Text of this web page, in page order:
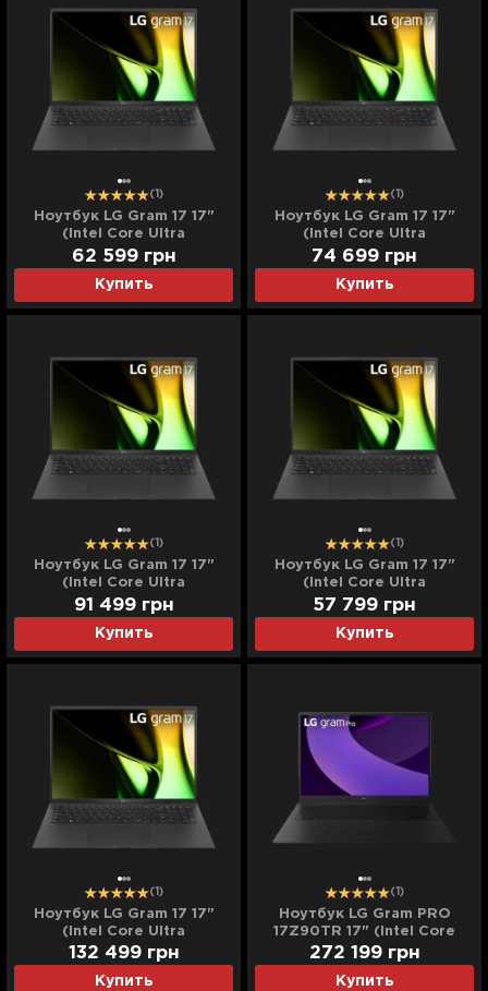
(1)
Ноутбук LG Gram 17 17"
(Intel Core Ultra
7/16GB/1TB (SSD)/Intel Arc)
(17Z90S-G.AAB5U11)
(Standard)
Купить
62 599 грн
(1)
Ноутбук LG Gram 17 17"
(Intel Core Ultra
7/16GB/2TB (SSD)/Intel
Arc) (17Z90S-G.AAB5U12)
(Standard)
Купить
74 699 грн
(1)
Ноутбук LG Gram 17 17"
(Intel Core Ultra
7/16GB/4TB (SSD)/Intel
Arc) (17Z90S-G.AAB5U13)
(Standard)
Купить
91 499 грн
(1)
Ноутбук LG Gram 17 17"
(Intel Core Ultra
7/16GB/512GB (SSD)/Intel
Arc) (17Z90S-G.AAB5U1)
(Standard)
Купить
57 799 грн
(1)
Ноутбук LG Gram 17 17"
(Intel Core Ultra
7/16GB/8TB (SSD)/Intel
Arc) (17Z90S-G.AAB5U14)
(Standard)
Купить
132 499 грн
(1)
Ноутбук LG Gram PRO
17Z90TR 17" (Intel Core
Ultra 9/32GB/16TB
(SSD)/RTX 5050)
(17Z90TR-E.ADB93U)
Купить
272 199 грн